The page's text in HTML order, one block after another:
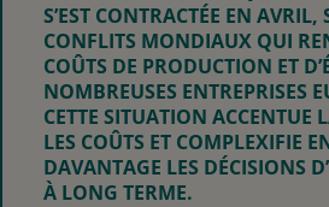
S’EST CONTRACTÉE EN AVRIL,
CONFLITS MONDIAUX QUI
COÛTS DE PRODUCTION ET
NOMBREUSES ENTREPRISES
CETTE SITUATION ACCENTUE
LES COÛTS ET COMPLEXIFIE
DAVANTAGE LES DÉCISIONS
À LONG TERME.